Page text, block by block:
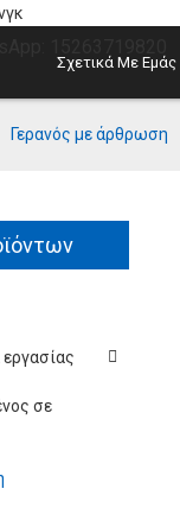
Σχετικά Με Εμάς
Γερανός με άρθρωση
σε